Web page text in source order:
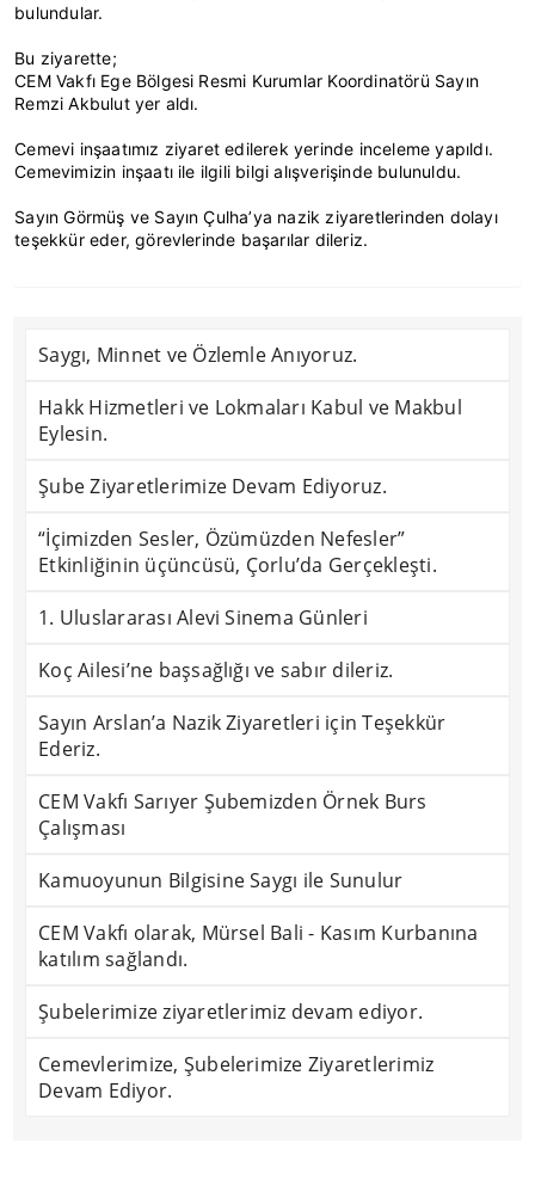
bulundular.
Bu ziyarette;
CEM Vakfı Ege Bölgesi Resmi Kurumlar Koordinatörü Sayın
Remzi Akbulut yer aldı.
Cemevi inşaatımız ziyaret edilerek yerinde inceleme yapıldı.
Cemevimizin inşaatı ile ilgili bilgi alışverişinde bulunuldu.
Sayın Görmüş ve Sayın Çulha’ya nazik ziyaretlerinden dolayı
teşekkür eder, görevlerinde başarılar dileriz.
Saygı, Minnet ve Özlemle Anıyoruz.
Hakk Hizmetleri ve Lokmaları Kabul ve Makbul
Eylesin.
Şube Ziyaretlerimize Devam Ediyoruz.
“İçimizden Sesler, Özümüzden Nefesler”
Etkinliğinin üçüncüsü, Çorlu’da Gerçekleşti.
1. Uluslararası Alevi Sinema Günleri
Koç Ailesi’ne başsağlığı ve sabır dileriz.
Sayın Arslan’a Nazik Ziyaretleri için Teşekkür
Ederiz.
CEM Vakfı Sarıyer Şubemizden Örnek Burs
Çalışması
Kamuoyunun Bilgisine Saygı ile Sunulur
CEM Vakfı olarak, Mürsel Bali - Kasım Kurbanına
katılım sağlandı.
Şubelerimize ziyaretlerimiz devam ediyor.
Cemevlerimize, Şubelerimize Ziyaretlerimiz
Devam Ediyor.